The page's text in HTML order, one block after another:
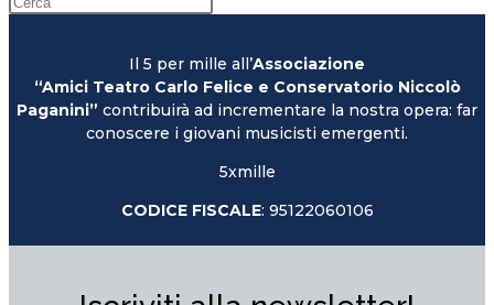
Il 5 per mille all’Associazione
“Amici Teatro Carlo Felice e Conservatorio Niccolò
Paganini” contribuirà ad incrementare la nostra opera: far
conoscere i giovani musicisti emergenti.
5xmille
CODICE FISCALE: 95122060106